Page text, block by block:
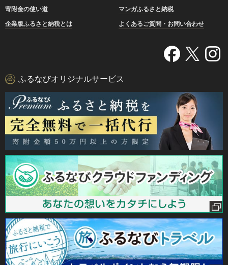
寄附金の使い道
マンガふるさと納税
企業版ふるさと納税とは
よくあるご質問・お問い合わせ
ふるなびオリジナルサービス